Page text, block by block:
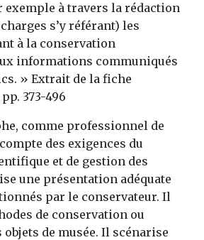
exemple à travers la rédaction
s’y référant) les
à la conservation
informations communiqués
» Extrait de la fiche
373-496
comme professionnel de
des exigences du
et de gestion des
une présentation adéquate
par le conservateur. Il
de conservation ou
objets de musée. Il scénarise